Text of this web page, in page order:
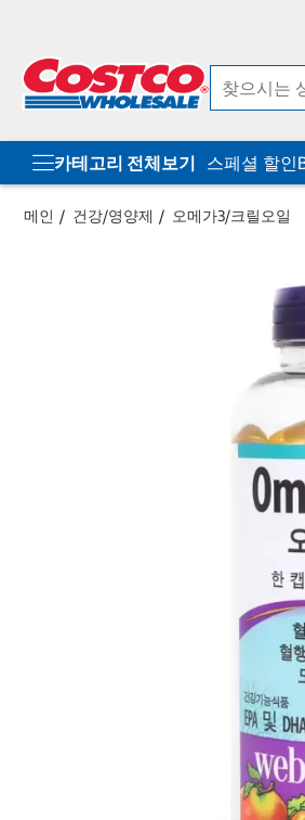
카테고리 전체보기 스페셜 할인
메인 건강/영양제 오메가3/크릴오일